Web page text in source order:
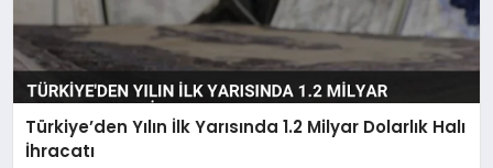
Türkiye’den Yılın İlk Yarısında 1.2 Milyar Dolarlık Halı
İhracatı